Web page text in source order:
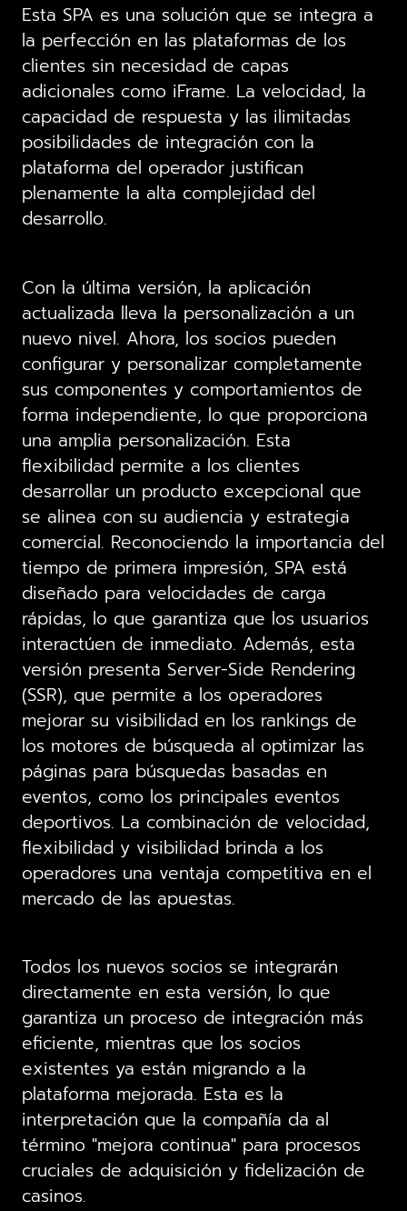
Esta SPA es una solución que se integra a
la perfección en las plataformas de los
clientes sin necesidad de capas
adicionales como iFrame. La velocidad, la
capacidad de respuesta y las ilimitadas
posibilidades de integración con la
plataforma del operador justifican
plenamente la alta complejidad del
desarrollo.
Con la última versión, la aplicación
actualizada lleva la personalización a un
nuevo nivel. Ahora, los socios pueden
configurar y personalizar completamente
sus componentes y comportamientos de
forma independiente, lo que proporciona
una amplia personalización. Esta
flexibilidad permite a los clientes
desarrollar un producto excepcional que
se alinea con su audiencia y estrategia
comercial. Reconociendo la importancia del
tiempo de primera impresión, SPA está
diseñado para velocidades de carga
rápidas, lo que garantiza que los usuarios
interactúen de inmediato. Además, esta
versión presenta Server-Side Rendering
(SSR), que permite a los operadores
mejorar su visibilidad en los rankings de
los motores de búsqueda al optimizar las
páginas para búsquedas basadas en
eventos, como los principales eventos
deportivos. La combinación de velocidad,
flexibilidad y visibilidad brinda a los
operadores una ventaja competitiva en el
mercado de las apuestas.
Todos los nuevos socios se integrarán
directamente en esta versión, lo que
garantiza un proceso de integración más
eficiente, mientras que los socios
existentes ya están migrando a la
plataforma mejorada. Esta es la
interpretación que la compañía da al
término "mejora continua" para procesos
cruciales de adquisición y fidelización de
casinos.